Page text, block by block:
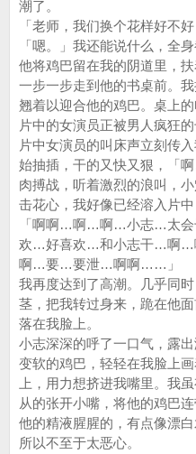
潮了。
「老师，我们换个花样好不好
「嗯。」我还能说什么，全
他将鸡巴留在我的阴道里，
一步一步走到他的书桌前。
翘着以迎合他的鸡巴。桌上
片中的女演员正被男人疯狂
片中女演员的叫床声立刻传
始抽插，干的又快又狠，
肉搏战，听着激烈的浪叫，
击花心，我好像已经溶入片中
「啊啊…啊…啊…小志…太
欢…好喜欢…和小志干…啊
啊…要…要泄…啊啊……」
我再度达到了高潮。几乎同
茎，把我转过身来，跪在他
落在我脸上。
小志深深的呼了一口气，露
变软的鸡巴，轻轻在我脸上
上，用力想挤进我嘴里。我
从的张开小嘴，将他的鸡巴
他的精液腥腥的，有点像漂
所以不至于太恶心。